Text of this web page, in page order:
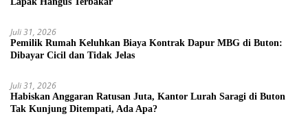
Juli 31, 2026
Pemilik Rumah Keluhkan Biaya Kontrak Dapur MBG di Buton:
Dibayar Cicil dan Tidak Jelas
Juli 31, 2026
Habiskan Anggaran Ratusan Juta, Kantor Lurah Saragi di Buton
Tak Kunjung Ditempati, Ada Apa?